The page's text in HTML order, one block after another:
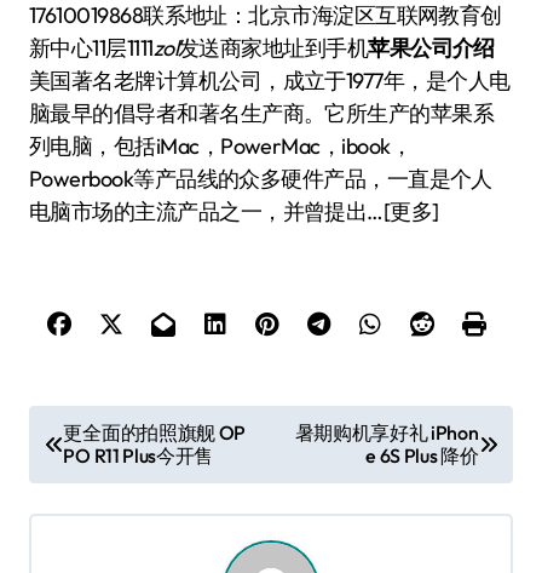
17610019868联系地址：北京市海淀区互联网教育创
新中心11层1111zol发送商家地址到手机苹果公司介绍
美国著名老牌计算机公司，成立于1977年，是个人电
脑最早的倡导者和著名生产商。它所生产的苹果系
列电脑，包括iMac，PowerMac，ibook，
Powerbook等产品线的众多硬件产品，一直是个人
电脑市场的主流产品之一，并曾提出…[更多]
章
导
更全面的拍照旗舰 OP
PO R11 Plus今开售
暑期购机享好礼 iPhon
e 6S Plus 降价